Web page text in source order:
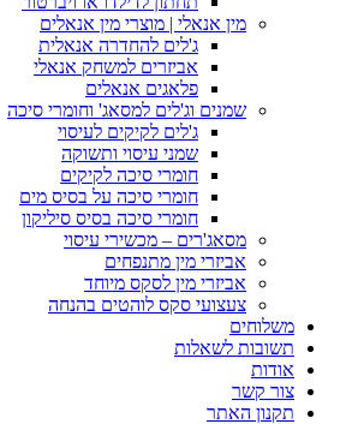
מין אנאלי | מוצרי מין אנאלים
ג'לים להחדרה אנאלית
אביזרים למשחק אנאלי
פלאגים אנאלים
שמנים וג'לים למסאג' וחומרי סיכה
ג'לים לקיקים לעיסוי
שמני עיסוי ותשוקה
חומרי סיכה לקיקים
חומרי סיכה על בסיס מים
חומרי סיכה בסיס סיליקון
מסאג'רים – מכשירי עיסוי
אביזרי מין מתנפחים
אביזרי מין לסקס מיוחד
צעצועי סקס לוהטים בהנחה
משלוחים
תשובות לשאלות
אודות
צור קשר
תקנון האתר